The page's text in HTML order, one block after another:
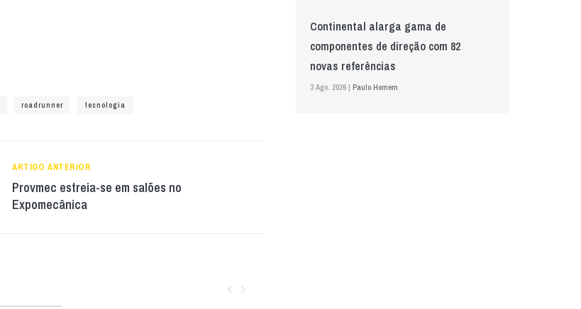
roadrunner tecnologia
ARTIGO ANTERIOR
Provmec estreia-se em salões no
Expomecânica
Continental alarga gama de
componentes de direção com 82
novas referências
3 Ago. 2026 | Paulo Homem